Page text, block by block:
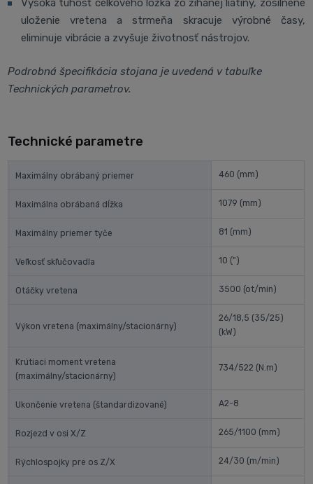
Vysoká tuhosť celkového lôžka zo žíhanej liatiny, zosilnené
uloženie vretena a strmeňa skracuje výrobné časy,
eliminuje vibrácie a zvyšuje životnosť nástrojov.
Podrobná špecifikácia stojana je uvedená v tabuľke
Technických parametrov.
Technické parametre
Maximálny obrábaný priemer 460 (mm)
Maximálna obrábaná dĺžka 1079 (mm)
Maximálny priemer tyče 81 (mm)
Veľkosť skľučovadla 10 (")
Otáčky vretena 3500 (ot/min)
Výkon vretena (maximálny/stacionárny)
26/18,5 (35/25)
(kW)
Krútiaci moment vretena
(maximálny/stacionárny)
734/522 (N.m)
Ukončenie vretena (štandardizované) A2-8
Rozjezd v osi X/Z 265/1100 (mm)
Rýchlospojky pre os Z/X 24/30 (m/min)